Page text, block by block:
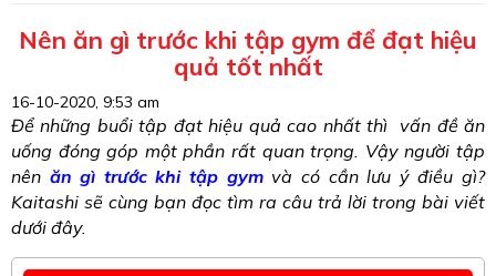
Nên ăn gì trước khi tập gym để đạt hiệu
quả tốt nhất
16-10-2020, 9:53 am
Để những buổi tập đạt hiệu quả cao nhất thì  vấn đề ăn
uống đóng góp một phần rất quan trọng. Vậy người tập
nên ăn gì trước khi tập gym và có cần lưu ý điều gì?
Kaitashi sẽ cùng bạn đọc tìm ra câu trả lời trong bài viết
dưới đây.